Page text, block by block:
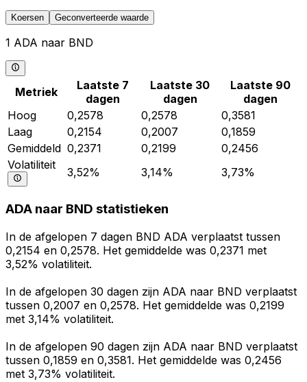
Koersen Geconverteerde waarde
1 ADA naar BND
Metriek
Laatste 7
dagen
Laatste 30
dagen
Laatste 90
dagen
Hoog
0,2578 0,2578
0,3581
Laag
0,2154 0,2007
0,1859
Gemiddeld 0,2371 0,2199
0,2456
Volatiliteit
3,52% 3,14% 3,73%
ADA naar BND statistieken
In de afgelopen 7 dagen BND ADA verplaatst tussen
0,2154 en 0,2578. Het gemiddelde was 0,2371 met
3,52% volatiliteit.
In de afgelopen 30 dagen zijn ADA naar BND verplaatst
tussen 0,2007 en 0,2578. Het gemiddelde was 0,2199
met 3,14% volatiliteit.
In de afgelopen 90 dagen zijn ADA naar BND verplaatst
tussen 0,1859 en 0,3581. Het gemiddelde was 0,2456
met 3,73% volatiliteit.